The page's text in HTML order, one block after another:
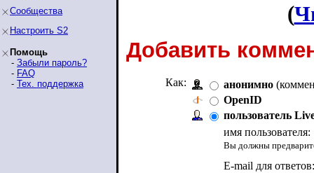
Сообщества
Настроить S2
Помощь
- Забыли пароль?
- FAQ
- Тех. поддержка
(
Добавить
Как: анонимно
OpenID
пользователь
имя пользователя:
Вы должны
E-mail для